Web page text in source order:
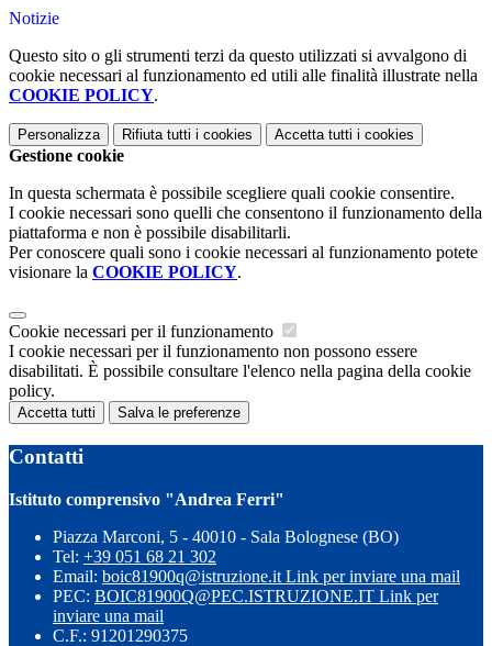
Notizie
Questo sito o gli strumenti terzi da questo utilizzati si avvalgono di
cookie necessari al funzionamento ed utili alle finalità illustrate nella
COOKIE POLICY.
Personalizza Rifiuta tutti i cookies Accetta tutti i cookies
Gestione cookie
In questa schermata è possibile scegliere quali cookie consentire.
I cookie necessari sono quelli che consentono il funzionamento della
piattaforma e non è possibile disabilitarli.
Per conoscere quali sono i cookie necessari al funzionamento potete
visionare la COOKIE POLICY.
Cookie necessari per il funzionamento
I cookie necessari per il funzionamento non possono essere
disabilitati. È possibile consultare l'elenco nella pagina della cookie
policy.
Accetta tutti Salva le preferenze
Contatti
Istituto comprensivo "Andrea Ferri"
Piazza Marconi, 5 - 40010 - Sala Bolognese (BO)
Tel: +39 051 68 21 302
Email: boic81900q@istruzione.it Link per inviare una mail
PEC: BOIC81900Q@PEC.ISTRUZIONE.IT Link per
inviare una mail
C.F.: 91201290375